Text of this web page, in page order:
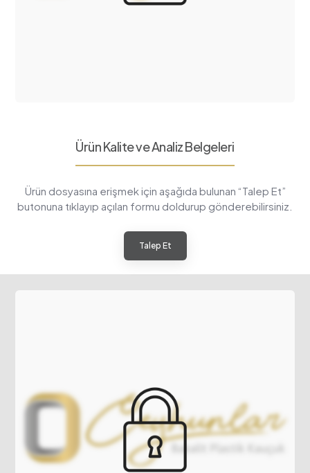
Ürün Kalite ve Analiz Belgeleri
Ürün dosyasına erişmek için aşağıda bulunan “Talep Et”
butonuna tıklayıp açılan formu doldurup gönderebilirsiniz.
Talep Et